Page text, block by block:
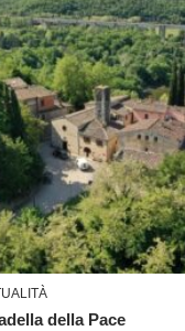
della Pace